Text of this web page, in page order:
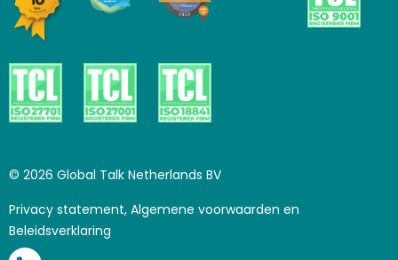
© 2026 Global Talk Netherlands BV
Privacy statement, Algemene voorwaarden en
Beleidsverklaring